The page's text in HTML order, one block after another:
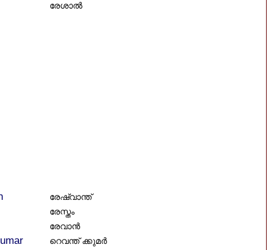
രേശാൽ
രേഷ്വാന്ത്
രേസ്തം
രേവാൻ
റെവന്ത് ക്കുമർ